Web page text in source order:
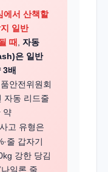
에서 산책할
일반
때
자동
은 일반
배
안전위원회
자동 리드줄
약
고 유형은
줄 갑자기
강한 당김
일론 줄